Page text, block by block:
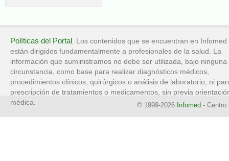
Políticas del Portal. Los contenidos que se encuentran en Infomed
están dirigidos fundamentalmente a profesionales de la salud. La
información que suministramos no debe ser utilizada, bajo ninguna
circunstancia, como base para realizar diagnósticos médicos,
procedimientos clínicos, quirúrgicos o análisis de laboratorio, ni
prescripción de tratamientos o medicamentos, sin previa
médica.
© 1999-2026 Infomed - Centro